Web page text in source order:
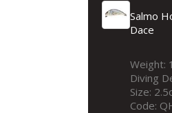
Salmo
Dace
Weight:
Diving
Size:
Code: